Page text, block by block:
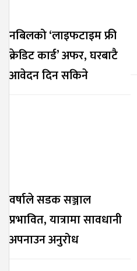
नबिलको ‘लाइफटाइम फ्री
क्रेडिट कार्ड’ अफर, घरबाटै
आवेदन दिन सकिने
वर्षाले सडक सञ्जाल
प्रभावित, यात्रामा सावधानी
अपनाउन अनुरोध